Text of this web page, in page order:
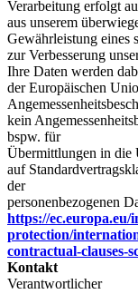
Verarbeitung erfolgt
aus unserem
Gewährleistung eines
zur Verbesserung
Ihre Daten werden
der Europäischen
kein
bspw. für
Übermittlungen in die
auf
der
personenbezogenen
https://
protection/
contractual-clauses-
Kontakt
Verantwortlicher